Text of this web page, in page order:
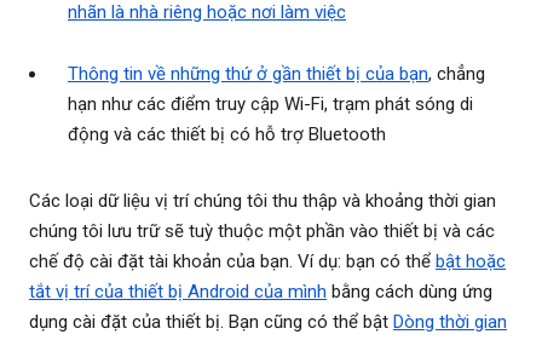
nhãn là nhà riêng hoặc nơi làm việc
Thông tin về những thứ ở gần thiết bị của bạn, chẳng
hạn như các điểm truy cập Wi-Fi, trạm phát sóng di
động và các thiết bị có hỗ trợ Bluetooth
Các loại dữ liệu vị trí chúng tôi thu thập và khoảng thời gian
chúng tôi lưu trữ sẽ tuỳ thuộc một phần vào thiết bị và các
chế độ cài đặt tài khoản của bạn. Ví dụ: bạn có thể bật hoặc
tắt vị trí của thiết bị Android của mình bằng cách dùng ứng
dụng cài đặt của thiết bị. Bạn cũng có thể bật Dòng thời gian